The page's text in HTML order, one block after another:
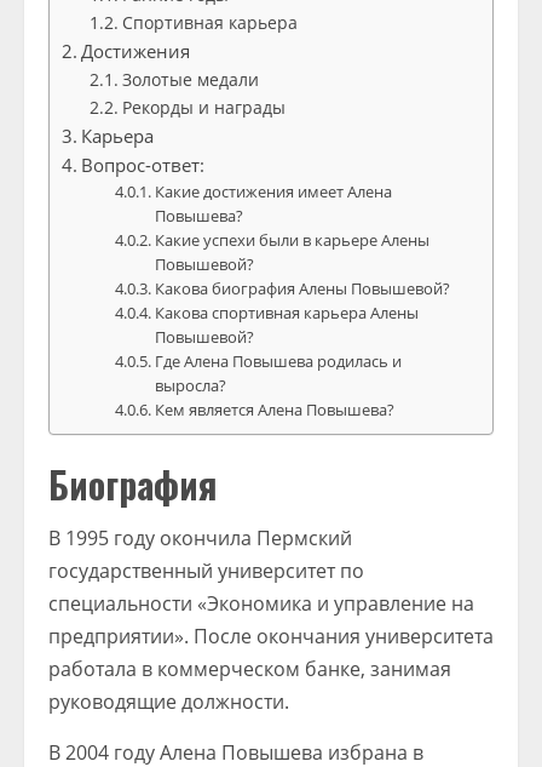
Спортивная карьера
Достижения
Золотые медали
Рекорды и награды
Карьера
Вопрос-ответ:
Какие достижения имеет Алена
Повышева?
Какие успехи были в карьере Алены
Повышевой?
Какова биография Алены Повышевой?
Какова спортивная карьера Алены
Повышевой?
Где Алена Повышева родилась и
выросла?
Кем является Алена Повышева?
Биография
В 1995 году окончила Пермский
государственный университет по
специальности «Экономика и управление на
предприятии». После окончания университета
работала в коммерческом банке, занимая
руководящие должности.
В 2004 году Алена Повышева избрана в